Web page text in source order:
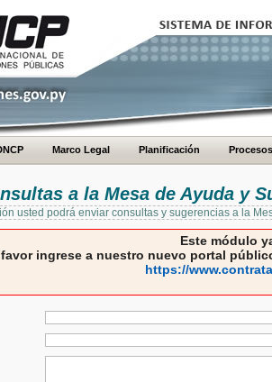
Marco Legal Planificación Procesos
a la Mesa de Ayuda y
usted podrá enviar consultas y sugerencias a la
Este módulo
favor ingrese a nuestro nuevo portal
https://